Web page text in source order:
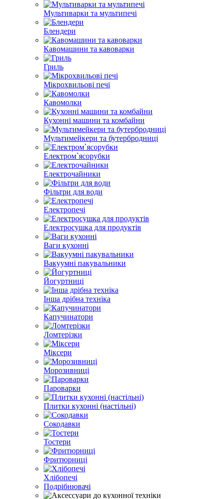
Мультиварки та мультипечі
Блендери
Кавомашини та кавоварки
Гриль
Мікрохвильові печі
Кавомолки
Кухонні машини та комбайни
Мультимейкери та бутербродниці
Електром`ясорубки
Електрочайники
Фільтри для води
Електропечі
Електросушка для продуктів
Ваги кухонні
Вакуумні пакувальники
Йогуртниці
Інша дрібна техніка
Капучинатори
Ломтерізки
Міксери
Морозивниці
Пароварки
Плитки кухонні (настільні)
Сокодавки
Тостери
Фритюрниці
Хлібопечі
Подрібнювачі